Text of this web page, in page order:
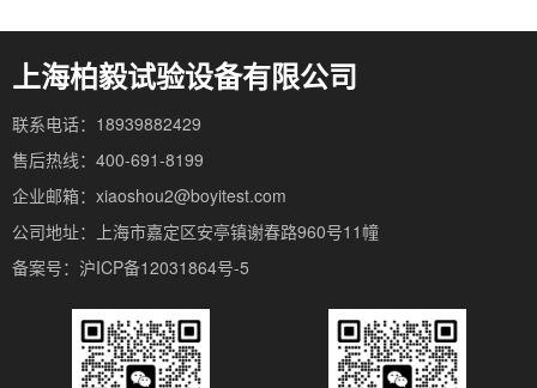
上海柏毅试验设备有限公司
联系电话：18939882429
售后热线：400-691-8199
企业邮箱：xiaoshou2@boyitest.com
公司地址：上海市嘉定区安亭镇谢春路960号11幢
备案号：沪ICP备12031864号-5